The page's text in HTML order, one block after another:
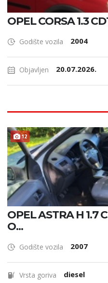
OPEL CORSA 1.3
Godište vozila 2004
Objavljen 20.07.2026.
12
OPEL ASTRA H 1.7
O...
Godište vozila 2007
Vrsta goriva diesel